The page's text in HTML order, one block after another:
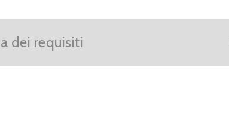
dei requisiti